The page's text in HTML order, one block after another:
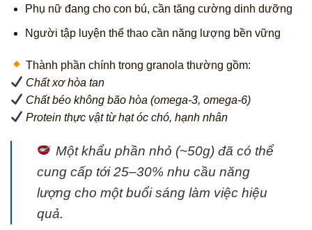
Phụ nữ đang cho con bú, cần tăng cường dinh dưỡng
Người tập luyện thể thao cần năng lượng bền vững
Thành phần chính trong granola thường gồm:
Chất xơ hòa tan
Chất béo không bão hòa (omega-3, omega-6)
Protein thực vật từ hạt óc chó, hạnh nhân
Một khẩu phần nhỏ (~50g) đã có thể
cung cấp tới 25–30% nhu cầu năng
lượng cho một buổi sáng làm việc hiệu
quả.